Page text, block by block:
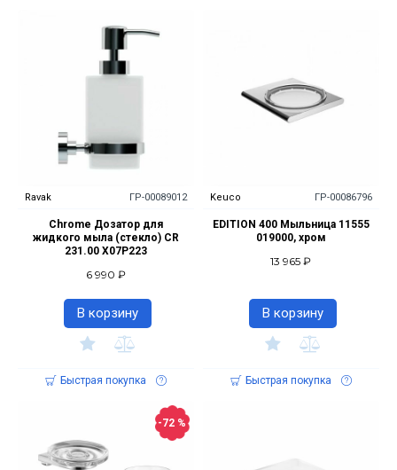
Ravak ГР-00089012
Chrome Дозатор для
жидкого мыла (стекло) CR
231.00 X07P223
6 990 ₽
В корзину
Быстрая покупка
Keuco ГР-00086796
EDITION 400 Мыльница 11555
019000, хром
13 965 ₽
В корзину
Быстрая покупка
-72 %